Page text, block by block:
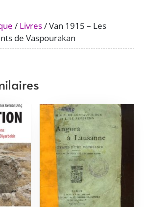
/ Livres/ Van 1915 – Les
de Vaspourakan